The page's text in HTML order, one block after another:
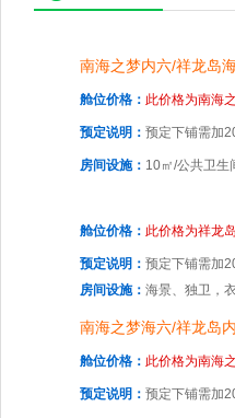
南海之梦内六/祥龙岛
舱位价格： 此价格为南海
预定说明： 预定下铺需加
房间设施： 10㎡/公共卫生
舱位价格： 此价格为祥龙
预定说明： 预定下铺需加
房间设施： 海景、独卫，
南海之梦海六/祥龙岛
舱位价格： 此价格为南海
预定说明： 预定下铺需加